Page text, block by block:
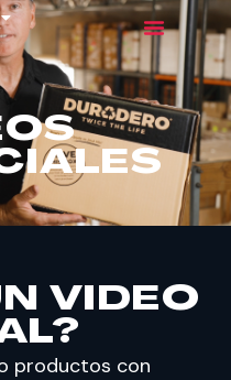
VIDEO
productos con